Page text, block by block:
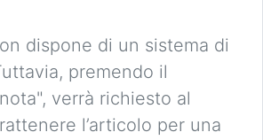
dispone di un sistema di
premendo il
verrà richiesto al
l’articolo per una